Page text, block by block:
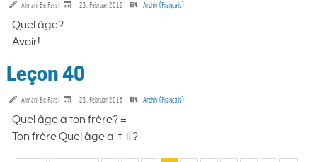
Almani Be Farsi 23. Februar 2016 Archiv (Français)
Quel âge?
Avoir!
Leçon 40
Almani Be Farsi 23. Februar 2016 Archiv (Français)
Quel âge a ton frère? =
Ton frère Quel âge a-t-il ?